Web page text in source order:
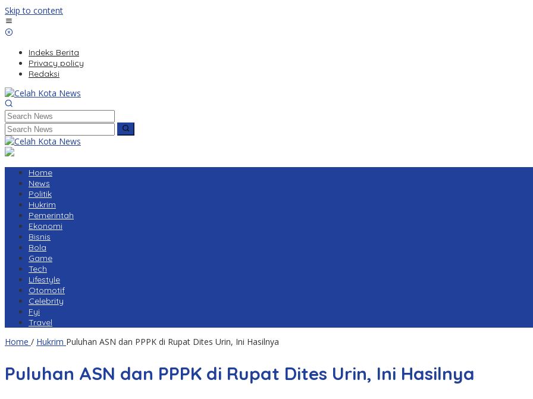
Skip to content
Indeks Berita
Privacy policy
Redaksi
Home
News
Politik
Hukrim
Pemerintah
Ekonomi
Bisnis
Bola
Game
Tech
Lifestyle
Otomotif
Celebrity
Fyi
Travel
Home / Hukrim Puluhan ASN dan PPPK di Rupat Dites Urin, Ini Hasilnya
Puluhan ASN dan PPPK di Rupat Dites Urin, Ini Hasilnya